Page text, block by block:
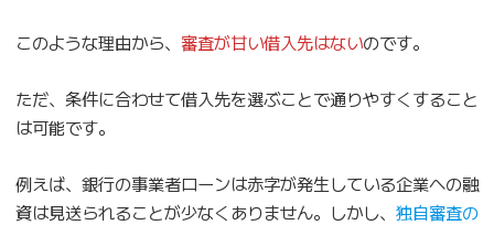
このような理由から、 審査が甘い借入先はないのです。
ただ、条件に合わせて借入先を選ぶことで通りやすくすること
は可能です。
例えば、銀行の事業者ローンは赤字が発生している企業への融
資は見送られることが少なくありません。しかし、 独自審査の